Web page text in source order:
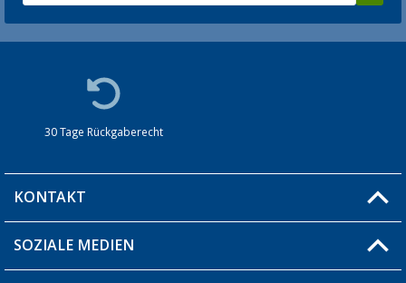
30 Tage Rückgaberecht
KONTAKT
Du hast eine Frage?
SOZIALE MEDIEN